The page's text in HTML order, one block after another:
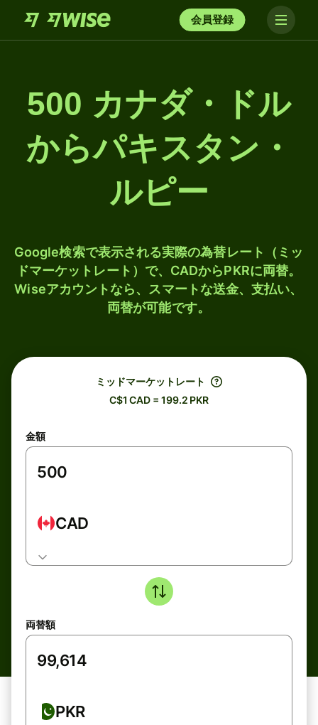
会員登録
500 カナダ・ドル
からパキスタン・
ルピー
Google検索で表示される実際の為替レート（ミッ
ドマーケットレート）で、CADからPKRに両替。
Wiseアカウントなら、スマートな送金、支払い、
両替が可能です。
ミッドマーケットレート
C$1 CAD = 199.2 PKR
金額
CAD
両替額
PKR